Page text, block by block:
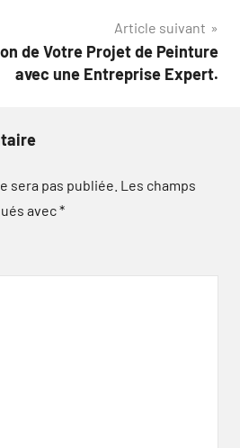
Article suivant
de Votre Projet de Peinture
avec une Entreprise Expert.
sera pas publiée. Les champs
avec*